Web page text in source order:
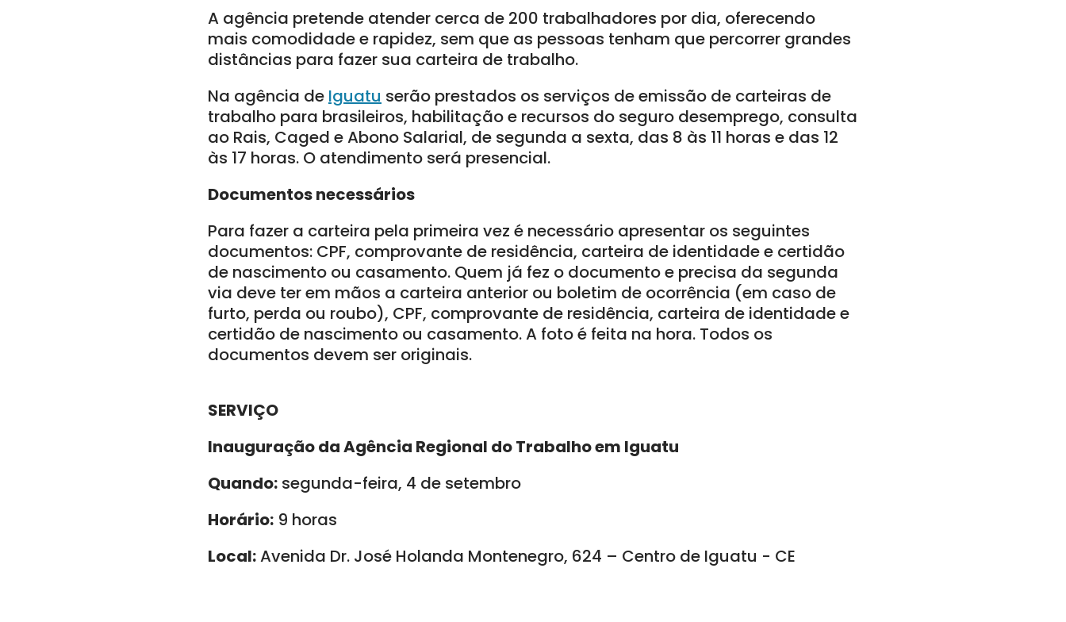
A agência pretende atender cerca de 200 trabalhadores por dia, oferecendo
mais comodidade e rapidez, sem que as pessoas tenham que percorrer grandes
distâncias para fazer sua carteira de trabalho.
Na agência de Iguatu serão prestados os serviços de emissão de carteiras de
trabalho para brasileiros, habilitação e recursos do seguro desemprego, consulta
ao Rais, Caged e Abono Salarial, de segunda a sexta, das 8 às 11 horas e das 12
às 17 horas. O atendimento será presencial.
Documentos necessários
Para fazer a carteira pela primeira vez é necessário apresentar os seguintes
documentos: CPF, comprovante de residência, carteira de identidade e certidão
de nascimento ou casamento. Quem já fez o documento e precisa da segunda
via deve ter em mãos a carteira anterior ou boletim de ocorrência (em caso de
furto, perda ou roubo), CPF, comprovante de residência, carteira de identidade e
certidão de nascimento ou casamento. A foto é feita na hora. Todos os
documentos devem ser originais.
SERVIÇO
Inauguração da Agência Regional do Trabalho em Iguatu
Quando: segunda-feira, 4 de setembro
Horário: 9 horas
Local:Avenida Dr. José Holanda Montenegro, 624 – Centro de Iguatu - CE